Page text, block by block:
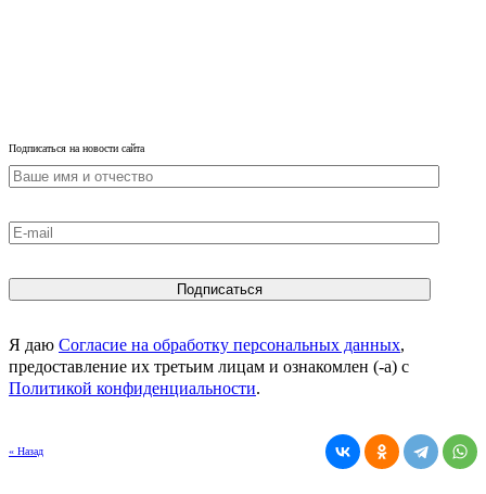
Подписаться на новости сайта
Я даю Согласие на обработку персональных данных,
предоставление их третьим лицам и ознакомлен (-а) c
Политикой конфиденциальности.
« Назад